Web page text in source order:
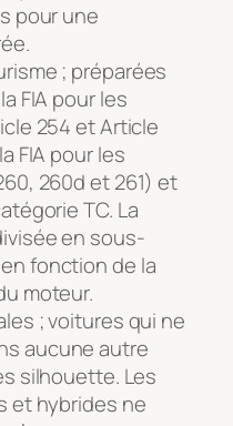
pour une
; préparées
FIA pour les
254 et Article
FIA pour les
260d et 261) et
TC. La
en sous-
fonction de la
moteur.
; voitures qui ne
aucune autre
silhouette. Les
et hybrides ne